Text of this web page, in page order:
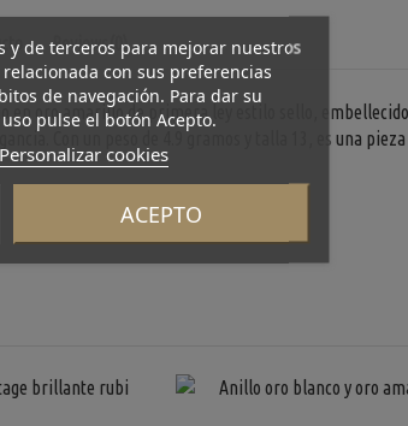
Reviews(0)
en oro amarillo de primera ley estilo sello,
Con un peso de 4.9 gramos y talla 13, es una
y de terceros para mejorar nuestros
con sus preferencias
de navegación. Para dar su
pulse el botón Acepto.
Personalizar cookies
ACEPTO